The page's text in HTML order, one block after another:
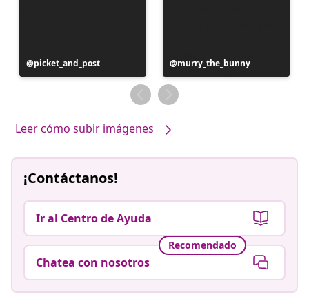
Publicación
realizada
picket_and_post
Publicación
realizada
por
murry_the_bunny
Leer cómo subir imágenes
¡Contáctanos!
Ir al Centro de Ayuda
Recomendado
Chatea con nosotros